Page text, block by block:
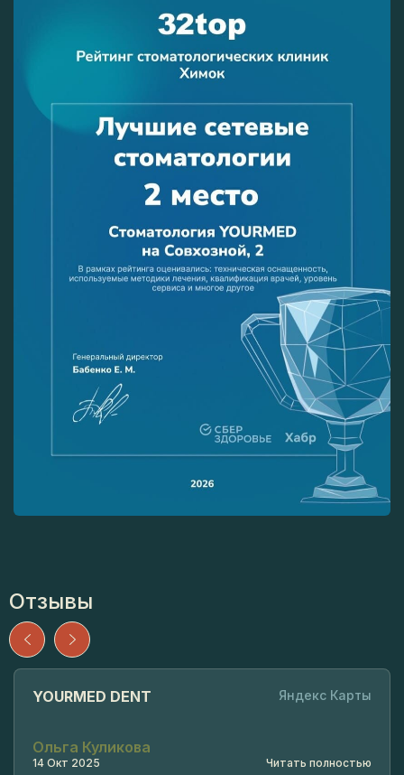
Отзывы
YOURMED DENT Яндекс Карты
Ольга Куликова
14 Окт 2025 Читать полностью